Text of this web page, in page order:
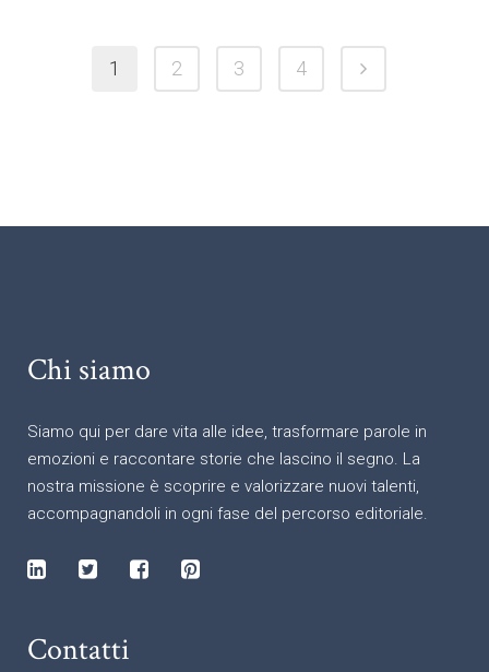
1 2 3 4
Chi siamo
Siamo qui per dare vita alle idee, trasformare parole in
emozioni e raccontare storie che lascino il segno. La
nostra missione è scoprire e valorizzare nuovi talenti,
accompagnandoli in ogni fase del percorso editoriale.
Contatti